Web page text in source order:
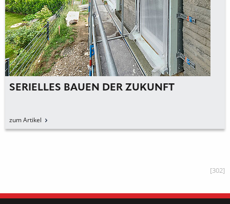
SERIELLES BAUEN DER ZUKUNFT
zum Artikel
[302]